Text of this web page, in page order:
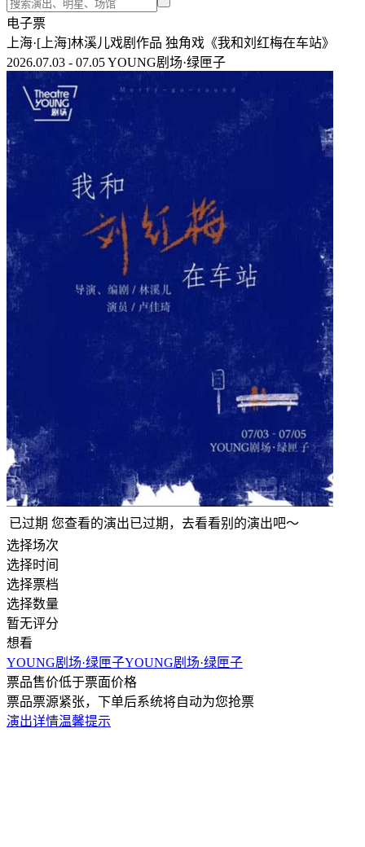
电子票
上海·[上海]林溪儿戏剧作品 独角戏《我和刘红梅在车站》
2026.07.03 - 07.05 YOUNG剧场·绿匣子
已过期 您查看的演出已过期，去看看别的演出吧～
选择场次
选择时间
选择票档
选择数量
暂无评分
想看
YOUNG剧场·绿匣子YOUNG剧场·绿匣子
票品售价低于票面价格
票品票源紧张，下单后系统将自动为您抢票
演出详情温馨提示